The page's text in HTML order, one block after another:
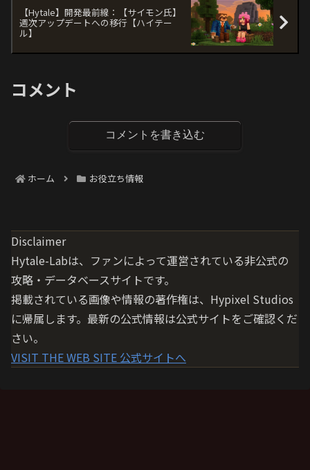
【Hytale】開発最前線：【サイモン氏】
週次アップデートへの移行【ハイテー
ル】
コメント
コメントを書き込む
ホーム お役立ち情報
Disclaimer
Hytale-Labは、ファンによって運営されている非公式の
攻略・データベースサイトです。
掲載されている画像や情報の著作権は、Hypixel Studios
に帰属します。最新の公式情報は公式サイトをご確認くだ
さい。
VISIT THE WEB SITE 公式サイトへ